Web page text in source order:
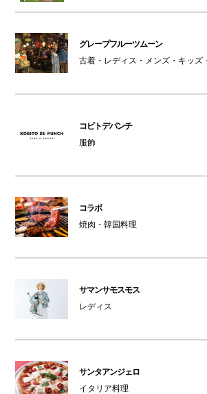
グレープフルーツムーン
古着・レディス・メンズ・キッズ
コビトデパンチ
服飾
コラボ
焼肉・韓国料理
サマンサモスモス
レディス
サンタアンジェロ
イタリア料理